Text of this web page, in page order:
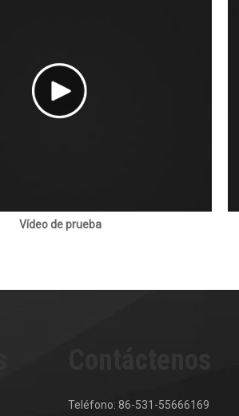
Vídeo de prueba
Teléfono: 86-531-55666169